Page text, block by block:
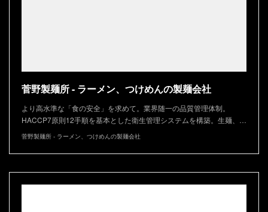
菅野製麺所 - ラーメン、つけめんの製麺会社
より高水準な「食の安全」を求めて。業界随一の品質管理体制。
HACCP7原則12手順を基本とした衛生管理システムを構築。生麺、…
菅野製麺所 - ラーメン、つけめんの製麺会社